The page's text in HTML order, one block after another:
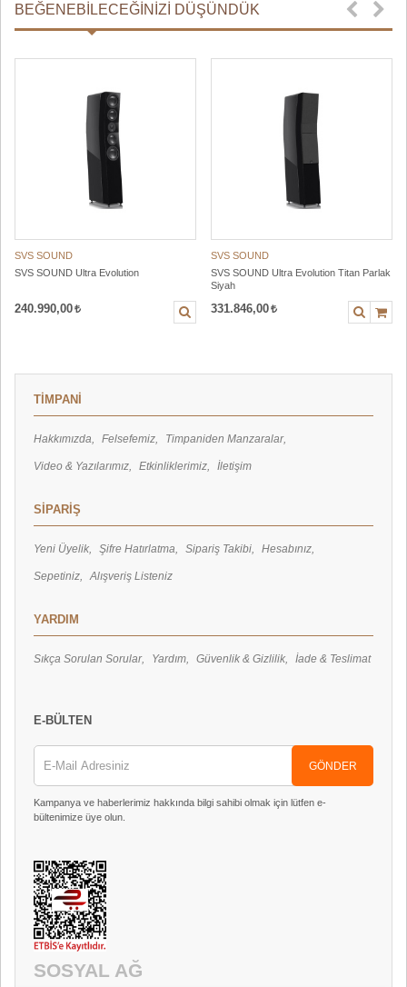
BEĞENEBILECEĞINIZI DÜŞÜNDÜK
SVS SOUND
SVS SOUND Ultra Evolution
240.990,00
SVS SOUND
SVS SOUND Ultra Evolution Titan Parlak
Siyah
331.846,00
TİMPANİ
Hakkımızda Felsefemiz Timpaniden Manzaralar
Video & Yazılarımız Etkinliklerimiz İletişim
SİPARİŞ
Yeni Üyelik Şifre Hatırlatma Sipariş Takibi Hesabınız
Sepetiniz Alışveriş Listeniz
YARDIM
Sıkça Sorulan Sorular Yardım Güvenlik & Gizlilik İade & Teslimat
E-BÜLTEN
GÖNDER
Kampanya ve haberlerimiz hakkında bilgi sahibi olmak için lütfen e-
bültenimize üye olun.
SOSYAL AĞ